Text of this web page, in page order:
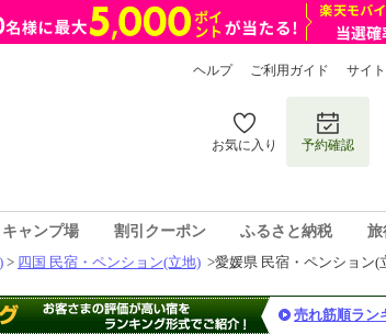
ヘルプ ご利用ガイド サイ
お気に入り 予約確認
キャンプ場 割引クーポン ふるさと納税 旅
> 四国 民宿・ペンション(立地) >愛媛県 民宿・ペンション(
売れ筋順ラン